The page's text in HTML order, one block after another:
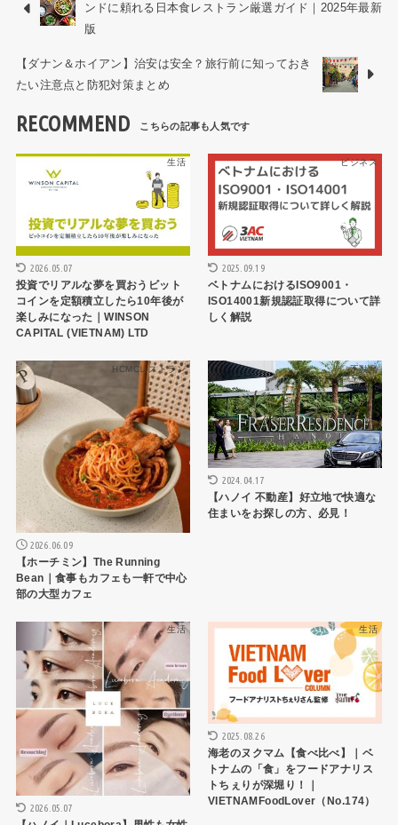
ンドに頼れる日本食レストラン厳選ガイド｜2025年最新
版
【ダナン＆ホイアン】治安は安全？旅行前に知っておき
たい注意点と防犯対策まとめ
RECOMMEND
生活
2026.05.07
投資でリアルな夢を買おうビット
コインを定額積立したら10年後が
楽しみになった｜WINSON
CAPITAL (VIETNAM) LTD
ビジネス
2025.09.19
ベトナムにおけるISO9001・
ISO14001新規認証取得について詳
しく解説
HCMCレストラン
2026.06.09
【ホーチミン】The Running
Bean｜食事もカフェも一軒で中心
部の大型カフェ
不動産
2024.04.17
【ハノイ 不動産】好立地で快適な
住まいをお探しの方、必見！
生活
2026.05.07
生活
2025.08.26
海老のヌクマム【食べ比べ】｜ベ
トナムの「食」をフードアナリス
トちぇりが深堀り！｜
VIETNAMFoodLover（No.174）